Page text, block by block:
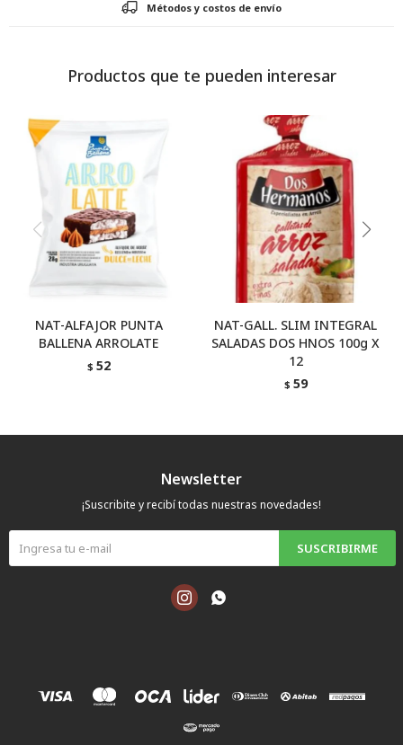
Métodos y costos de envío
Productos que te pueden interesar
NAT-ALFAJOR PUNTA
BALLENA ARROLATE
$ 52
NAT-GALL. SLIM INTEGRAL
SALADAS DOS HNOS 100g X
12
$ 59
Newsletter
¡Suscribite y recibí todas nuestras novedades!
SUSCRIBIRME
 